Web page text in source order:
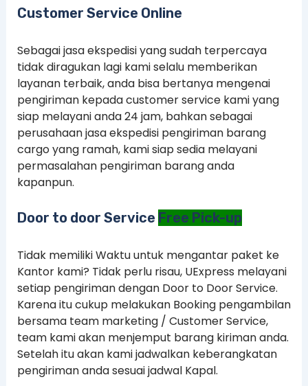
Customer Service Online
Sebagai jasa ekspedisi yang sudah terpercaya
tidak diragukan lagi kami selalu memberikan
layanan terbaik, anda bisa bertanya mengenai
pengiriman kepada customer service kami yang
siap melayani anda 24 jam, bahkan sebagai
perusahaan jasa ekspedisi pengiriman barang
cargo yang ramah, kami siap sedia melayani
permasalahan pengiriman barang anda
kapanpun.
Door to door Service Free Pick-up
Tidak memiliki Waktu untuk mengantar paket ke
Kantor kami? Tidak perlu risau, UExpress melayani
setiap pengiriman dengan Door to Door Service.
Karena itu cukup melakukan Booking pengambilan
bersama team marketing / Customer Service,
team kami akan menjemput barang kiriman anda.
Setelah itu akan kami jadwalkan keberangkatan
pengiriman anda sesuai jadwal Kapal.